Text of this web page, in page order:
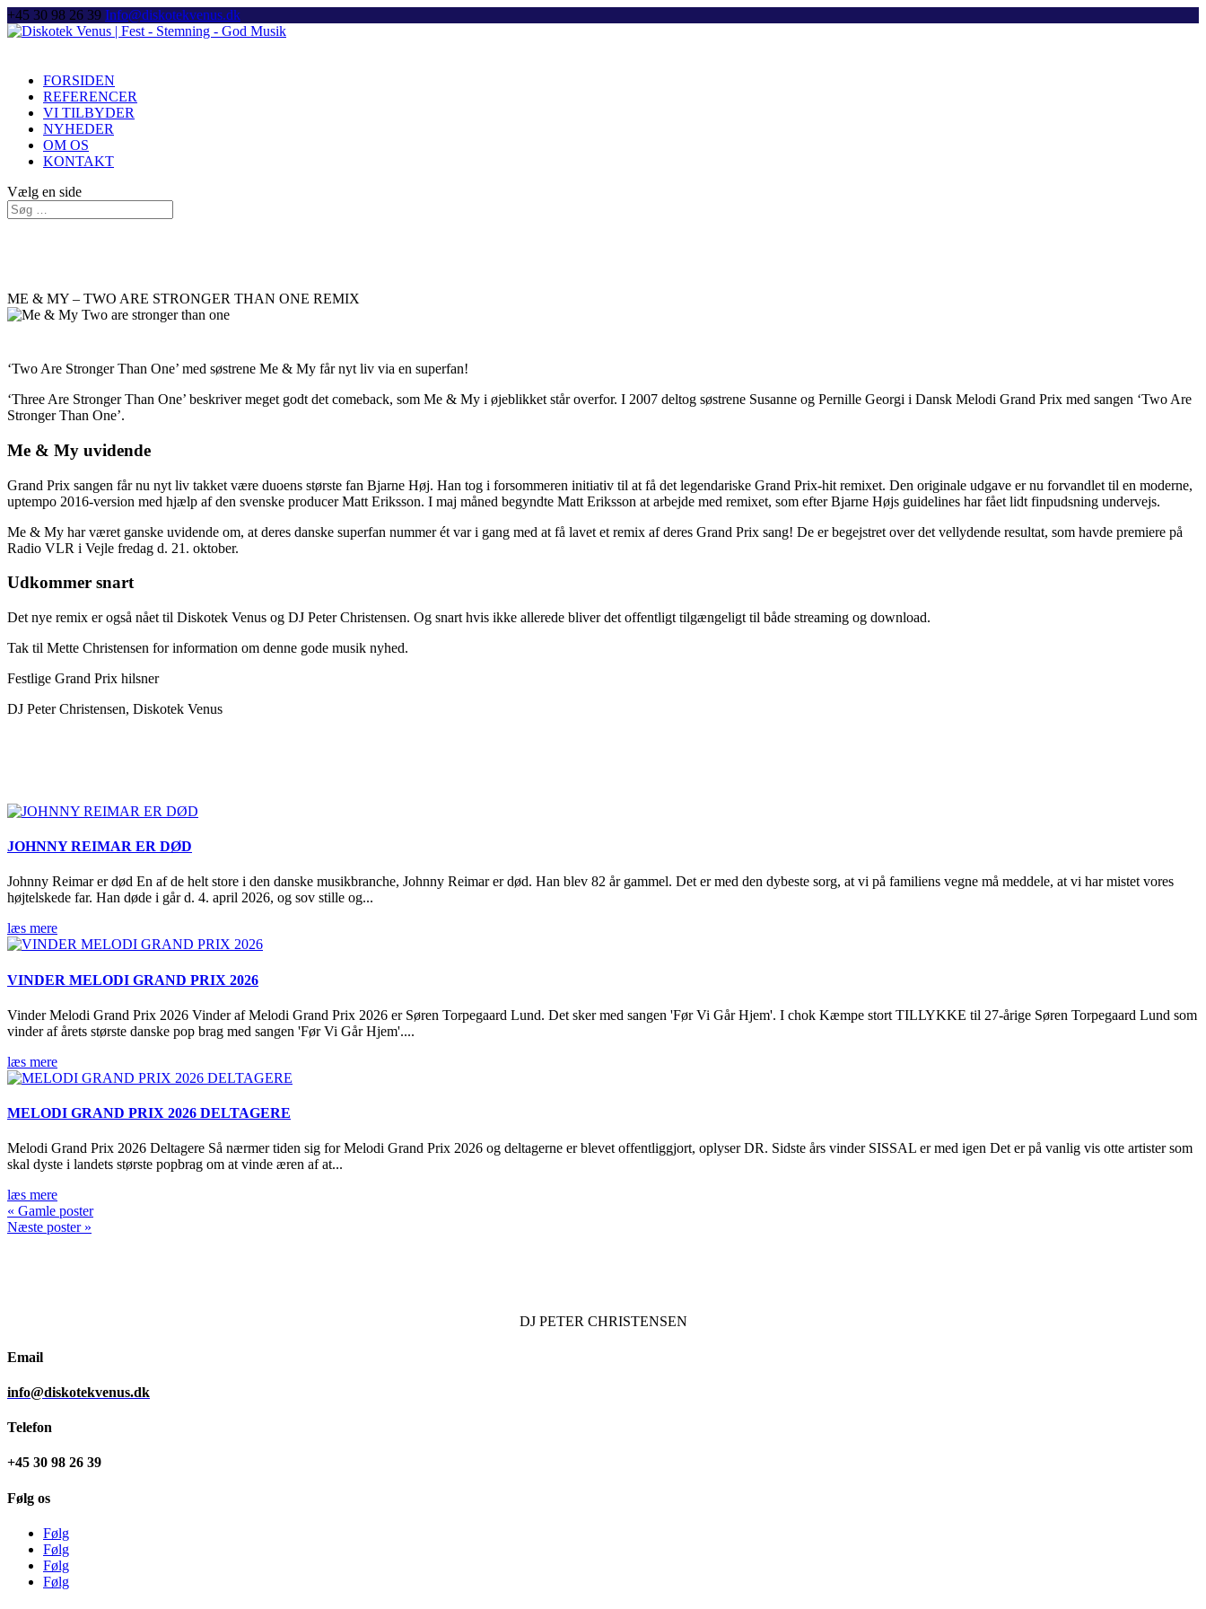
+45 30 98 26 39 Info@diskotekvenus.dk
FORSIDEN
REFERENCER
VI TILBYDER
NYHEDER
OM OS
KONTAKT
Vælg en side
ME & MY – TWO ARE STRONGER THAN ONE REMIX
‘Two Are Stronger Than One’ med søstrene Me & My får nyt liv via en superfan!
‘Three Are Stronger Than One’ beskriver meget godt det comeback, som Me & My i øjeblikket står overfor. I 2007 deltog søstrene Susanne og Pernille Georgi i Dansk Melodi Grand Prix med sangen ‘Two Are
Stronger Than One’.
Me & My uvidende
Grand Prix sangen får nu nyt liv takket være duoens største fan Bjarne Høj. Han tog i forsommeren initiativ til at få det legendariske Grand Prix-hit remixet. Den originale udgave er nu forvandlet til en moderne,
uptempo 2016-version med hjælp af den svenske producer Matt Eriksson. I maj måned begyndte Matt Eriksson at arbejde med remixet, som efter Bjarne Højs guidelines har fået lidt finpudsning undervejs.
Me & My har været ganske uvidende om, at deres danske superfan nummer ét var i gang med at få lavet et remix af deres Grand Prix sang! De er begejstret over det vellydende resultat, som havde premiere på
Radio VLR i Vejle fredag d. 21. oktober.
Udkommer snart
Det nye remix er også nået til Diskotek Venus og DJ Peter Christensen. Og snart hvis ikke allerede bliver det offentligt tilgængeligt til både streaming og download.
Tak til Mette Christensen for information om denne gode musik nyhed.
Festlige Grand Prix hilsner
DJ Peter Christensen, Diskotek Venus
JOHNNY REIMAR ER DØD
Johnny Reimar er død En af de helt store i den danske musikbranche, Johnny Reimar er død. Han blev 82 år gammel. Det er med den dybeste sorg, at vi på familiens vegne må meddele, at vi har mistet vores
højtelskede far. Han døde i går d. 4. april 2026, og sov stille og...
læs mere
VINDER MELODI GRAND PRIX 2026
Vinder Melodi Grand Prix 2026 Vinder af Melodi Grand Prix 2026 er Søren Torpegaard Lund. Det sker med sangen 'Før Vi Går Hjem'. I chok Kæmpe stort TILLYKKE til 27-årige Søren Torpegaard Lund som
vinder af årets største danske pop brag med sangen 'Før Vi Går Hjem'....
læs mere
MELODI GRAND PRIX 2026 DELTAGERE
Melodi Grand Prix 2026 Deltagere Så nærmer tiden sig for Melodi Grand Prix 2026 og deltagerne er blevet offentliggjort, oplyser DR. Sidste års vinder SISSAL er med igen Det er på vanlig vis otte artister som
skal dyste i landets største popbrag om at vinde æren af at...
læs mere
« Gamle poster
Næste poster »
DJPETER CHRISTENSEN
Email
info@diskotekvenus.dk
Telefon
+45 30 98 26 39
Følg os
Følg
Følg
Følg
Følg